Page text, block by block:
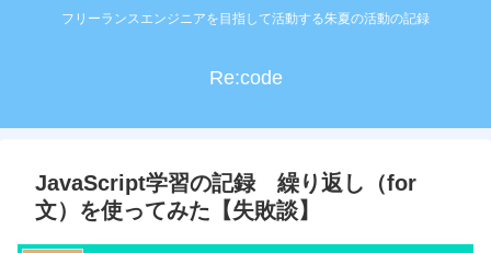
フリーランスエンジニアを目指して活動する朱夏の活動の記録
Re:code
JavaScript学習の記録 繰り返し（for
文）を使ってみた【失敗談】